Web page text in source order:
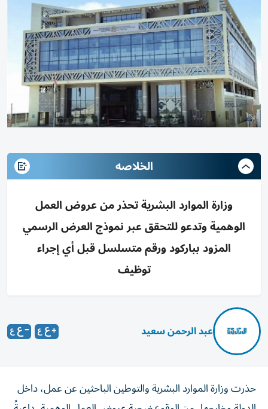
الخلاصه
وزارة الموارد البشرية تحذر من عروض العمل
الوهمية وتدعو للتحقق عبر نموذج العرض الرسمي
المزود بباركود ورقم متسلسل قبل أي إجراء
توظيف
عبد الرحمن سعيد
حذرت وزارة الموارد البشرية والتوطين الباحثين عن عمل، داخل